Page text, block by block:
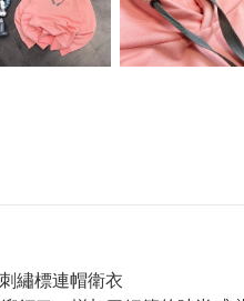
繡標連帽衛衣